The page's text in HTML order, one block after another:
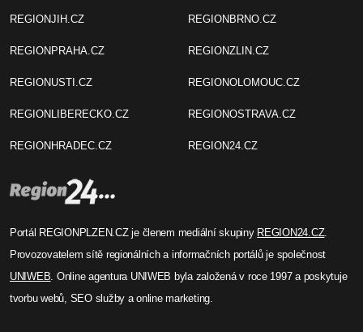
REGIONJIH.CZ
REGIONPRAHA.CZ
REGIONUSTI.CZ
REGIONLIBERECKO.CZ
REGIONHRADEC.CZ
REGIONBRNO.CZ
REGIONZLIN.CZ
REGIONOLOMOUC.CZ
REGIONOSTRAVA.CZ
REGION24.CZ
Portál REGIONPLZEN.CZ je členem mediální skupiny REGION24.CZ.
Provozovatelem sítě regionálních a informačních portálů je společnost
UNIWEB . Online agentura UNIWEB byla založená v roce 1997 a poskytuje
tvorbu webů, SEO služby a online marketing.